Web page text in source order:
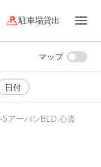
駐車場貸出
日付
マップ
5アーバンBLD.心斎